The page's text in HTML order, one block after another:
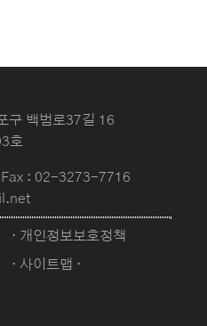
구 백범로37길 16
호
: 02-3273-7716
· 개인정보보호정책
· 사이트맵 ·